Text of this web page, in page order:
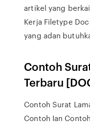
artikel yang
Kerja Filetype
yang adan
Contoh
Terbaru
Contoh Surat
Contoh Ian